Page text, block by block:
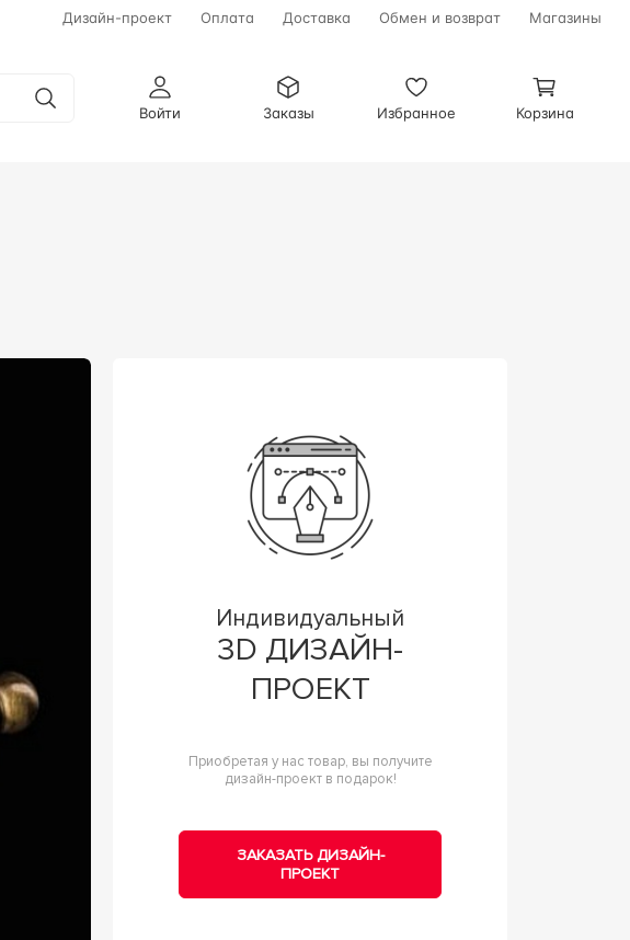
Дизайн-проект Оплата Доставка Обмен и возврат Магазины
Войти
Заказы Избранное Корзина
Индивидуальный
3D ДИЗАЙН-
ПРОЕКТ
Приобретая у нас товар, вы получите
дизайн-проект в подарок!
ЗАКАЗАТЬ ДИЗАЙН-
ПРОЕКТ